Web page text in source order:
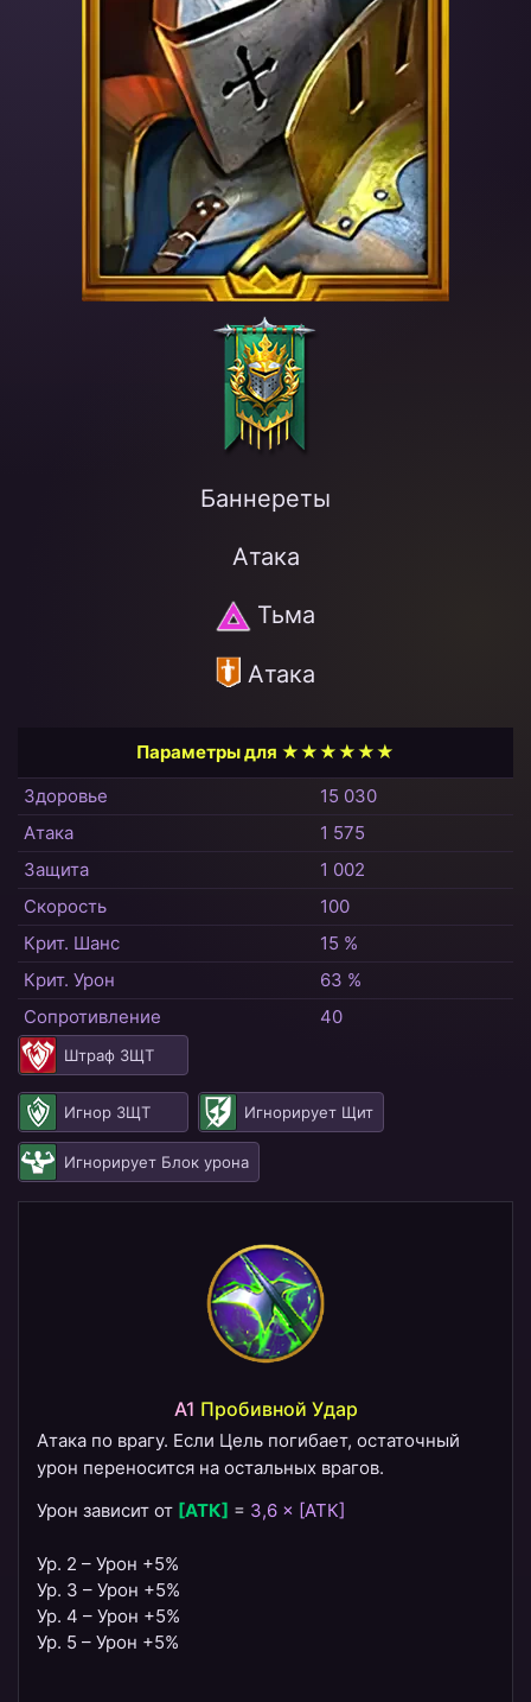
Баннереты
Атака
Тьма
Атака
Параметры для ★★★★★★
Здоровье
15 030
Атака
1 575
Защита
1 002
Скорость
100
Крит. Шанс
15 %
Крит. Урон
63 %
Сопротивление
40
Штраф ЗЩТ
Игнор ЗЩТ Игнорирует Щит
Игнорирует Блок урона
A1 Пробивной Удар
Атака по врагу. Если Цель погибает, остаточный
урон переносится на остальных врагов.
Урон зависит от [АТК] = 3,6 × [АТК]
Ур. 2 – Урон +5%
Ур. 3 – Урон +5%
Ур. 4 – Урон +5%
Ур. 5 – Урон +5%